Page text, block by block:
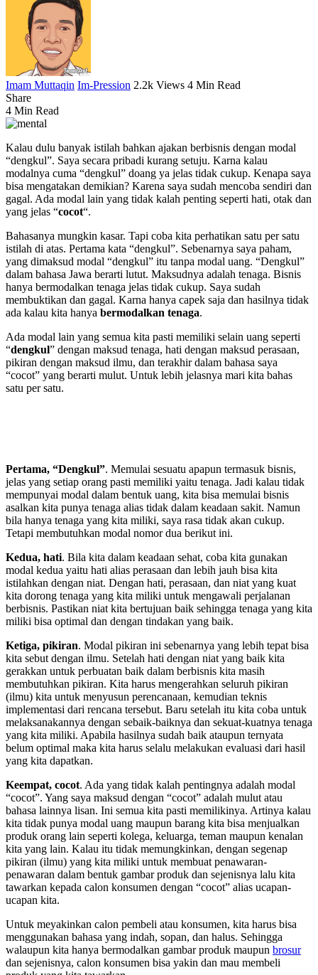
Imam Muttaqin Im-Pression 2.2k Views 4 Min Read
Share
4 Min Read
Kalau dulu banyak istilah bahkan ajakan berbisnis dengan modal
“dengkul”. Saya secara pribadi kurang setuju. Karna kalau
modalnya cuma “dengkul” doang ya jelas tidak cukup. Kenapa saya
bisa mengatakan demikian? Karena saya sudah mencoba sendiri dan
gagal. Ada modal lain yang tidak kalah penting seperti hati, otak dan
yang jelas “cocot“.
Bahasanya mungkin kasar. Tapi coba kita perhatikan satu per satu
istilah di atas. Pertama kata “dengkul”. Sebenarnya saya paham,
yang dimaksud modal “dengkul” itu tanpa modal uang. “Dengkul”
dalam bahasa Jawa berarti lutut. Maksudnya adalah tenaga. Bisnis
hanya bermodalkan tenaga jelas tidak cukup. Saya sudah
membuktikan dan gagal. Karna hanya capek saja dan hasilnya tidak
ada kalau kita hanya bermodalkan tenaga.
Ada modal lain yang semua kita pasti memiliki selain uang seperti
“dengkul” dengan maksud tenaga, hati dengan maksud perasaan,
pikiran dengan maksud ilmu, dan terakhir dalam bahasa saya
“cocot” yang berarti mulut. Untuk lebih jelasnya mari kita bahas
satu per satu.
Pertama, “Dengkul”. Memulai sesuatu apapun termasuk bisnis,
jelas yang setiap orang pasti memiliki yaitu tenaga. Jadi kalau tidak
mempunyai modal dalam bentuk uang, kita bisa memulai bisnis
asalkan kita punya tenaga alias tidak dalam keadaan sakit. Namun
bila hanya tenaga yang kita miliki, saya rasa tidak akan cukup.
Tetapi membutuhkan modal nomor dua berikut ini.
Kedua, hati. Bila kita dalam keadaan sehat, coba kita gunakan
modal kedua yaitu hati alias perasaan dan lebih jauh bisa kita
istilahkan dengan niat. Dengan hati, perasaan, dan niat yang kuat
kita dorong tenaga yang kita miliki untuk mengawali perjalanan
berbisnis. Pastikan niat kita bertujuan baik sehingga tenaga yang kita
miliki bisa optimal dan dengan tindakan yang baik.
Ketiga, pikiran. Modal pikiran ini sebenarnya yang lebih tepat bisa
kita sebut dengan ilmu. Setelah hati dengan niat yang baik kita
gerakkan untuk perbuatan baik dalam berbisnis kita masih
membutuhkan pikiran. Kita harus mengerahkan seluruh pikiran
(ilmu) kita untuk menyusun perencanaan, kemudian teknis
implementasi dari rencana tersebut. Baru setelah itu kita coba untuk
melaksanakannya dengan sebaik-baiknya dan sekuat-kuatnya tenaga
yang kita miliki. Apabila hasilnya sudah baik ataupun ternyata
belum optimal maka kita harus selalu melakukan evaluasi dari hasil
yang kita dapatkan.
Keempat, cocot. Ada yang tidak kalah pentingnya adalah modal
“cocot”. Yang saya maksud dengan “cocot” adalah mulut atau
bahasa lainnya lisan. Ini semua kita pasti memilikinya. Artinya kalau
kita tidak punya modal uang maupun barang kita bisa menjualkan
produk orang lain seperti kolega, keluarga, teman maupun kenalan
kita yang lain. Kalau itu tidak memungkinkan, dengan segenap
pikiran (ilmu) yang kita miliki untuk membuat penawaran-
penawaran dalam bentuk gambar produk dan sejenisnya lalu kita
tawarkan kepada calon konsumen dengan “cocot” alias ucapan-
ucapan kita.
Untuk meyakinkan calon pembeli atau konsumen, kita harus bisa
menggunakan bahasa yang indah, sopan, dan halus. Sehingga
walaupun kita hanya bermodalkan gambar produk maupun brosur
dan sejenisnya, calon konsumen bisa yakin dan mau membeli